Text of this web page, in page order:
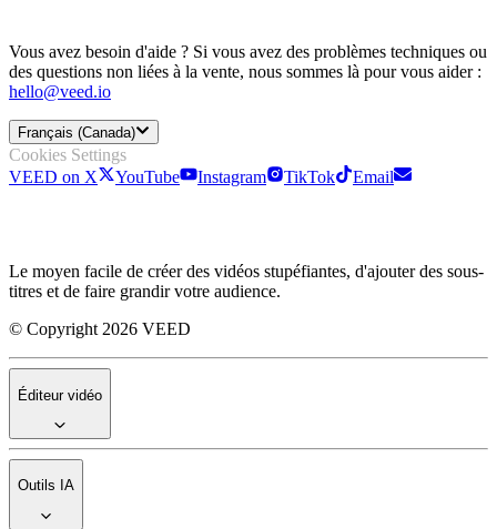
Vous avez besoin d'aide ? Si vous avez des problèmes techniques ou
des questions non liées à la vente, nous sommes là pour vous aider :
hello@veed.io
Français (Canada)
Cookies Settings
VEED on X
YouTube Instagram TikTok Email
Le moyen facile de créer des vidéos stupéfiantes, d'ajouter des sous-
titres et de faire grandir votre audience.
© Copyright 2026 VEED
Éditeur vidéo
Outils IA